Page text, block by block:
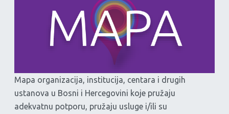
Mapa organizacija, institucija, centara i drugih
ustanova u Bosni i Hercegovini koje pružaju
adekvatnu potporu, pružaju usluge i/ili su